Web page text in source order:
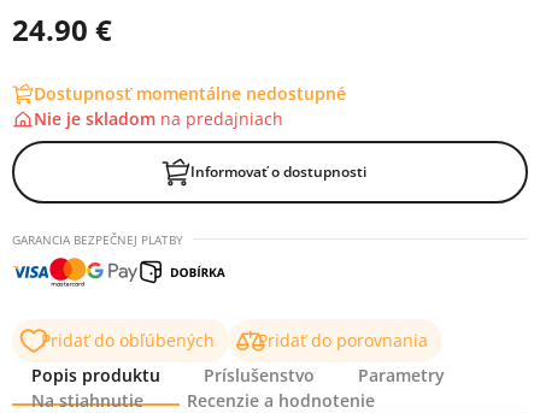
24.90 €
Dostupnosť momentálne nedostupné
Nie je skladom na predajniach
Informovať o dostupnosti
GARANCIA BEZPEČNEJ PLATBY
Pridať do obľúbených
Pridať do porovnania
Popis produktu
Príslušenstvo
Parametry
Na stiahnutie
Recenzie a hodnotenie